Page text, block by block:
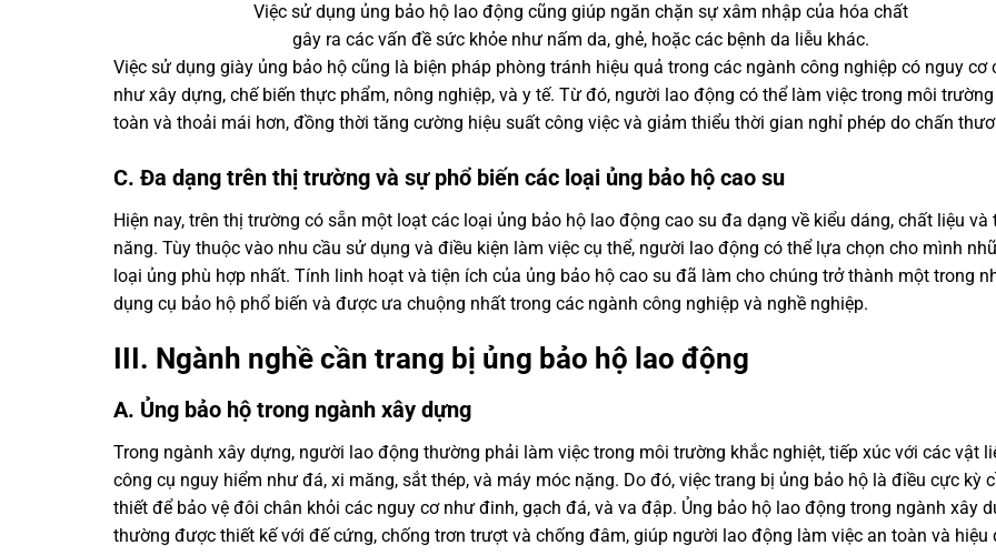
Việc sử dụng ủng bảo hộ lao động cũng giúp ngăn chặn sự xâm nhập của hóa chất
gây ra các vấn đề sức khỏe như nấm da, ghẻ, hoặc các bệnh da liễu khác.
Việc sử dụng giày ủng bảo hộ cũng là biện pháp phòng tránh hiệu quả trong các ngành công nghiệp có nguy cơ
như xây dựng, chế biến thực phẩm, nông nghiệp, và y tế. Từ đó, người lao động có thể làm việc trong môi
toàn và thoải mái hơn, đồng thời tăng cường hiệu suất công việc và giảm thiểu thời gian nghỉ phép do chấn
C. Đa dạng trên thị trường và sự phổ biến các loại ủng bảo hộ cao su
Hiện nay, trên thị trường có sẵn một loạt các loại ủng bảo hộ lao động cao su đa dạng về kiểu dáng, chất liệu và
năng. Tùy thuộc vào nhu cầu sử dụng và điều kiện làm việc cụ thể, người lao động có thể lựa chọn cho mình
loại ủng phù hợp nhất. Tính linh hoạt và tiện ích của ủng bảo hộ cao su đã làm cho chúng trở thành một trong
dụng cụ bảo hộ phổ biến và được ưa chuộng nhất trong các ngành công nghiệp và nghề nghiệp.
III. Ngành nghề cần trang bị ủng bảo hộ lao động
A. Ủng bảo hộ trong ngành xây dựng
Trong ngành xây dựng, người lao động thường phải làm việc trong môi trường khắc nghiệt, tiếp xúc với các vật
công cụ nguy hiểm như đá, xi măng, sắt thép, và máy móc nặng. Do đó, việc trang bị ủng bảo hộ là điều cực kỳ
thiết để bảo vệ đôi chân khỏi các nguy cơ như đinh, gạch đá, và va đập. Ủng bảo hộ lao động trong ngành xây
thường được thiết kế với đế cứng, chống trơn trượt và chống đâm, giúp người lao động làm việc an toàn và hiệu